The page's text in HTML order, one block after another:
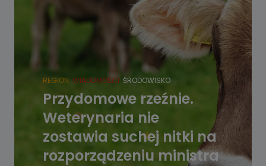
REGION WIADOMOŚCI ŚRODOWISKO
Przydomowe rzeźnie.
Weterynaria nie
zostawia suchej nitki na
rozporządzeniu ministra